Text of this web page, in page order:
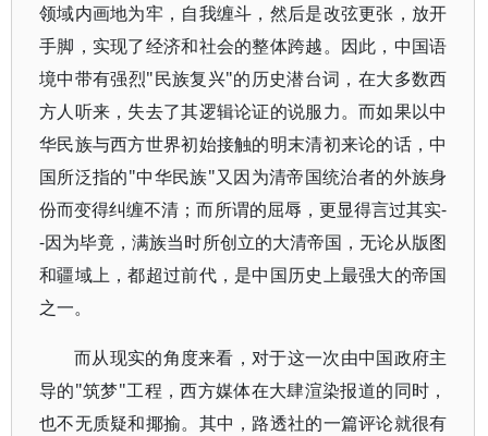
领域内画地为牢，自我缠斗，然后是改弦更张，放开
手脚，实现了经济和社会的整体跨越。因此，中国语
境中带有强烈"民族复兴"的历史潜台词，在大多数西
方人听来，失去了其逻辑论证的说服力。而如果以中
华民族与西方世界初始接触的明末清初来论的话，中
国所泛指的"中华民族"又因为清帝国统治者的外族身
份而变得纠缠不清；而所谓的屈辱，更显得言过其实-
-因为毕竟，满族当时所创立的大清帝国，无论从版图
和疆域上，都超过前代，是中国历史上最强大的帝国
之一。
而从现实的角度来看，对于这一次由中国政府主
导的"筑梦"工程，西方媒体在大肆渲染报道的同时，
也不无质疑和揶揄。其中，路透社的一篇评论就很有